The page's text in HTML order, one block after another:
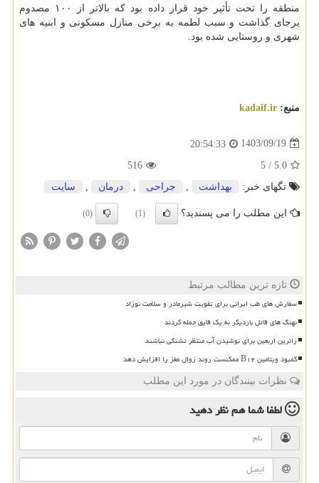
منطقه را تحت تأثیر خود قرار داده بود که بالاتر از ۱۰۰ مصدوم
برجای گذاشت و سبب لطمه به برخی منازل مسکونی و ابنیه های
شهری و روستایی شده بود.
منبع: kadaif.ir
1403/09/19
20:54:33
5.0
/
5
516
تگهای خبر:
بهداشت جراحی درمان سایت
این مطلب را می پسندید؟ (1)
(0)
تازه ترین مطالب مرتبط
سفارش های طب ایرانی برای تقویت شیرمادر و سلامت نوزاد
نهنگ های قاتل باردیگر به یک قایق حمله کردند
زائرین اربعین برای نوشیدن آب منتظر تشنگی نباشند
کمبود ویتامین B۱۲ ممکنست روند زوال مغز را افزایش دهد
نظرات بینندگان در مورد این مطلب
لطفا شما همنظر دهید